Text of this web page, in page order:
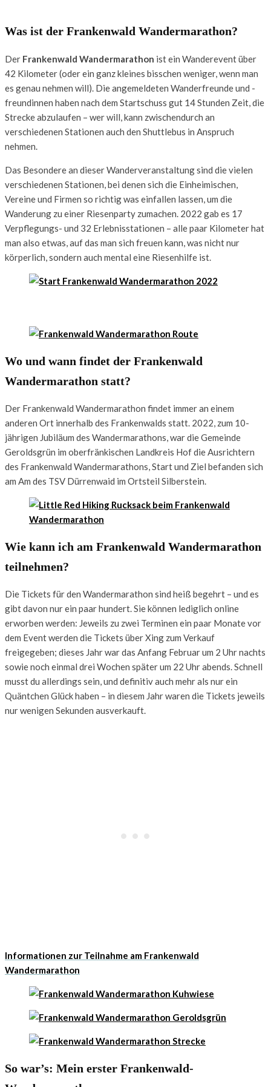
Was ist der Frankenwald Wandermarathon?
Der Frankenwald Wandermarathon ist ein Wanderevent über
42 Kilometer (oder ein ganz kleines bisschen weniger, wenn man
es genau nehmen will). Die angemeldeten Wanderfreunde und -
freundinnen haben nach dem Startschuss gut 14 Stunden Zeit, die
Strecke abzulaufen – wer will, kann zwischendurch an
verschiedenen Stationen auch den Shuttlebus in Anspruch
nehmen.
Das Besondere an dieser Wanderveranstaltung sind die vielen
verschiedenen Stationen, bei denen sich die Einheimischen,
Vereine und Firmen so richtig was einfallen lassen, um die
Wanderung zu einer Riesenparty zumachen. 2022 gab es 17
Verpflegungs- und 32 Erlebnisstationen – alle paar Kilometer hat
man also etwas, auf das man sich freuen kann, was nicht nur
körperlich, sondern auch mental eine Riesenhilfe ist.
Wo und wann findet der Frankenwald
Wandermarathon statt?
Der Frankenwald Wandermarathon findet immer an einem
anderen Ort innerhalb des Frankenwalds statt. 2022, zum 10-
jährigen Jubiläum des Wandermarathons, war die Gemeinde
Geroldsgrün im oberfränkischen Landkreis Hof die Ausrichtern
des Frankenwald Wandermarathons, Start und Ziel befanden sich
am Am des TSV Dürrenwaid im Ortsteil Silberstein.
Wie kann ich am Frankenwald Wandermarathon
teilnehmen?
Die Tickets für den Wandermarathon sind heiß begehrt – und es
gibt davon nur ein paar hundert. Sie können lediglich online
erworben werden: Jeweils zu zwei Terminen ein paar Monate vor
dem Event werden die Tickets über Xing zum Verkauf
freigegeben; dieses Jahr war das Anfang Februar um 2 Uhr nachts
sowie noch einmal drei Wochen später um 22 Uhr abends. Schnell
musst du allerdings sein, und definitiv auch mehr als nur ein
Quäntchen Glück haben – in diesem Jahr waren die Tickets jeweils
nur wenigen Sekunden ausverkauft.
Informationen zur Teilnahme am Frankenwald
Wandermarathon
So war’s: Mein erster Frankenwald-